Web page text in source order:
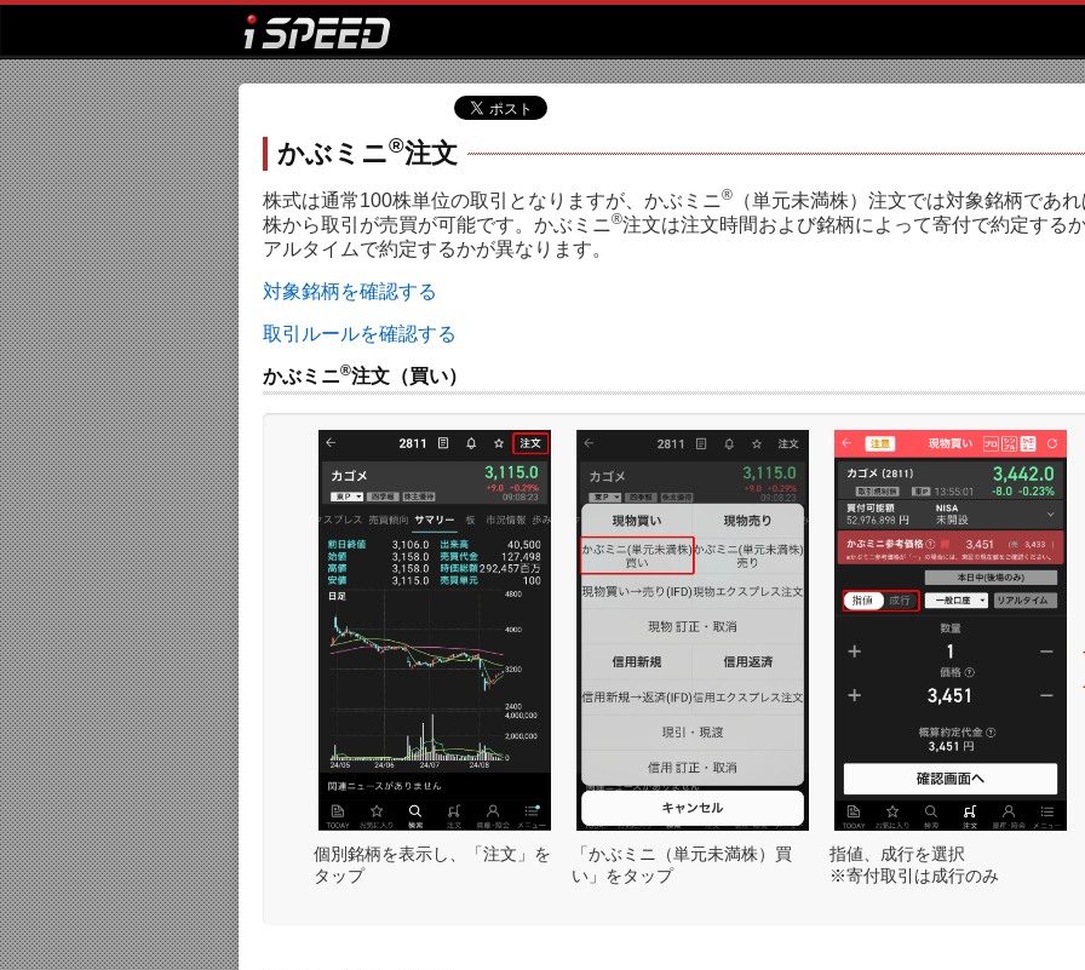
かぶミニ®注文
株式は通常100株単位の取引となりますが、かぶミニ®
（単元未満株）注文では対象銘柄であれ
株から取引が売買が可能です。かぶミニ®注文は注文時間および銘柄によって寄付で約定する
アルタイムで約定するかが異なります。
対象銘柄を確認する
取引ルールを確認する
かぶミニ®注文（買い）
個別銘柄を表示し、「注文」を
タップ
「かぶミニ（単元未満株）買
い」をタップ
指値、成行を選択
※寄付取引は成行のみ